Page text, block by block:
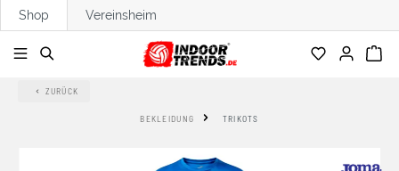
springen
Shop Vereinsheim
ZURÜCK
BEKLEIDUNG TRIKOTS